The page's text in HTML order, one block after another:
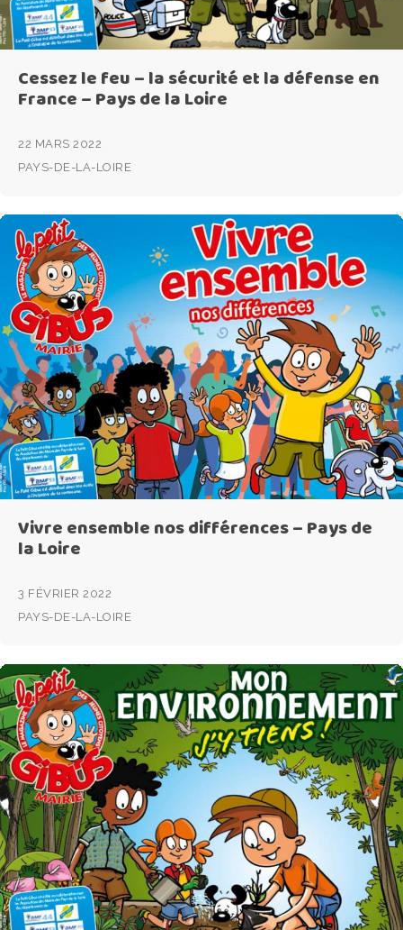
Cessez le feu – la sécurité et la défense en
France – Pays de la Loire
22 MARS 2022
PAYS-DE-LA-LOIRE
Vivre ensemble nos différences – Pays de
la Loire
3 FÉVRIER 2022
PAYS-DE-LA-LOIRE